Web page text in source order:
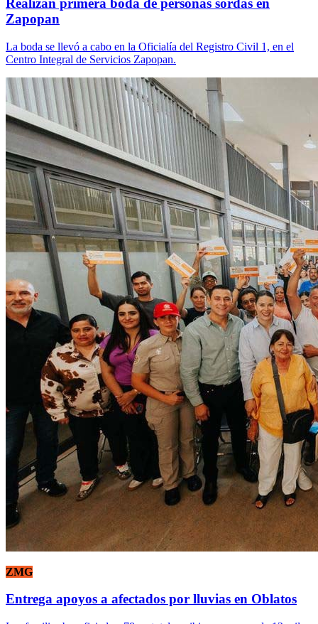
Realizan primera boda de personas sordas en
Zapopan
La boda se llevó a cabo en la Oficialía del Registro Civil 1, en el
Centro Integral de Servicios Zapopan.
ZMG
Entrega apoyos a afectados por lluvias en Oblatos